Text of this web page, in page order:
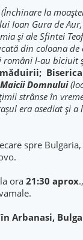
(Închinare la
Ioan Gura de
și ale Sfintei
din coloana de
români l-au biciuit
Domnului
strânse în
era asediat şi a
spre
ora 21:30 aprox
Arbanasi,